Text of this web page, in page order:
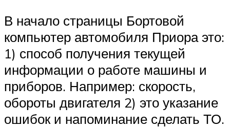
В начало страницы Бортовой
компьютер автомобиля Приора это:
1) способ получения текущей
информации о работе машины и
приборов. Например: скорость,
обороты двигателя 2) это указание
ошибок и напоминание сделать ТО.